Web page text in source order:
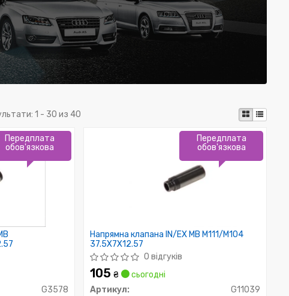
1 - 30 из 40
G3578
Передплата
обов'язкова
Напрямна клапана IN/EX MB M111/M104
37.5X7X12.57
0 відгуків
105₴
сьогодні
Артикул:
G11039
Передплата
обов'язкова